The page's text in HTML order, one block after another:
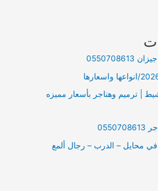
| ترميم وهناجر بأسعار مميزه
محايل – الدرب – رجال ألمع